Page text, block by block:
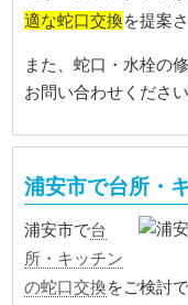
適な蛇口交換を提案
また、蛇口・水栓の
お問い合わせください
浦安市で台所・
浦安市で台
所・キッチン
の蛇口交換をご検討